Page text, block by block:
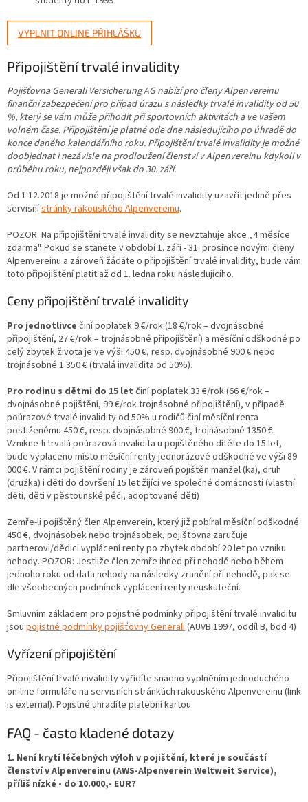
VYPLNIT ONLINE PŘIHLÁŠKU
Připojištění trvalé invalidity
Pojišťovna Generali Versicherung AG nabízí pro členy Alpenvereinu
finanční zabezpečení pro případ úrazu s následky trvalé invalidity od 50
%, který se vám může přihodit při sportovních aktivitách a ve vašem
volném čase. Připojištění je platné ode dne následujícího po úhradě do
konce daného kalendářního roku. Připojištění trvalé invalidity je možné
doobjednat i nezávisle na prodloužení členství v Alpenvereinu kdykoli v
průběhu roku, nejpozději však do 30. září.
Od 1.12.2018 je možné připojištění trvalé invalidity uzavřít jedině přes
servisnístránky rakouského Alpenvereinu.
POZOR: Na připojištění trvalé invalidity se nevztahuje akce „4 měsíce
zdarma". Pokud se stanete v období 1. září - 31. prosince novými členy
Alpenvereinu a zároveň žádáte o připojištění trvalé invalidity, bude vám
toto připojištění platit až od 1. ledna roku následujícího.
Ceny připojištění trvalé invalidity
Pro jednotlivce činí poplatek 9 €/rok (18 €/rok – dvojnásobné
připojištění, 27 €/rok – trojnásobné připojištění) a měsíční odškodné po
celý zbytek života je ve výši 450 €, resp. dvojnásobné 900 € nebo
trojnásobné 1 350 € (trvalá invalidita od 50%).
Pro rodinu s dětmi do 15 let činí poplatek 33 €/rok (66 €/rok –
dvojnásobné pojištění, 99 €/rok trojnásobné připojištění), v případě
poúrazové trvalé invalidity od 50% u rodičů činí měsíční renta
postiženému 450 €, resp. dvojnásobné 900 €, trojnásobné 1350 €.
Vznikne-li trvalá poúrazová invalidita u pojištěného dítěte do 15 let,
bude vyplaceno místo měsíční renty jednorázové odškodné ve výši 89
000 €. V rámci pojištění rodiny je zároveň pojištěn manžel (ka), druh
(družka) i děti do dovršení 15 let žijící ve společné domácnosti (vlastní
děti, děti v pěstounské péči, adoptované děti)
Zemře-li pojištěný člen Alpenverein, který již pobíral měsíční odškodné
450 €, dvojnásobek nebo trojnásobek, pojišťovna zaručuje
partnerovi/dědici vyplácení renty po zbytek období 20 let po vzniku
nehody. POZOR: Jestliže člen zemře ihned při nehodě nebo během
jednoho roku od data nehody na následky zranění při nehodě, pak se
dle všeobecných podmínek vyplácení renty neuskuteční.
Smluvním základem pro pojistné podmínky připojištění trvalé invaliditu
jsou pojistné podmínky pojišťovny Generali(AUVB 1997, oddíl B, bod 4)
Vyřízení připojištění
Připojištění trvalé invalidity vyřídíte snadno vyplněním jednoduchého
on-line formuláře na servisních stránkách rakouského Alpenvereinu (link
is external). Pojistné uhradíte platební kartou.
FAQ - často kladené dotazy
1. Není krytí léčebných výloh v pojištění, které je součástí
členství v Alpenvereinu (AWS-Alpenverein Weltweit Service),
příliš nízké - do 10.000,- EUR?